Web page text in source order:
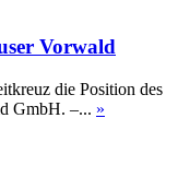
Vorwald
die Position des
GmbH. –... »